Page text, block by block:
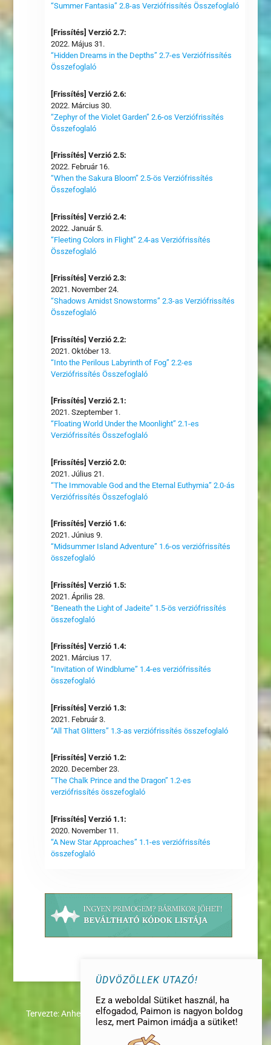
“Summer Fantasia” 2.8-as Verziófrissítés Összefoglaló
[Frissítés] Verzió 2.7:
2022. Május 31.
“Hidden Dreams in the Depths” 2.7-es Verziófrissítés
Összefoglaló
[Frissítés] Verzió 2.6:
2022. Március 30.
“Zephyr of the Violet Garden” 2.6-os Verziófrissítés
Összefoglaló
[Frissítés] Verzió 2.5:
2022. Február 16.
“When the Sakura Bloom” 2.5-ös Verziófrissítés
Összefoglaló
[Frissítés] Verzió 2.4:
2022. Január 5.
“Fleeting Colors in Flight” 2.4-as Verziófrissítés
Összefoglaló
[Frissítés] Verzió 2.3:
2021. November 24.
“Shadows Amidst Snowstorms” 2.3-as Verziófrissítés
Összefoglaló
[Frissítés] Verzió 2.2:
2021. Október 13.
“Into the Perilous Labyrinth of Fog” 2.2-es
Verziófrissítés Összefoglaló
[Frissítés] Verzió 2.1:
2021. Szeptember 1.
“Floating World Under the Moonlight” 2.1-es
Verziófrissítés Összefoglaló
[Frissítés] Verzió 2.0:
2021. Július 21.
“The Immovable God and the Eternal Euthymia” 2.0-ás
Verziófrissítés Összefoglaló
[Frissítés] Verzió 1.6:
2021. Június 9.
“Midsummer Island Adventure” 1.6-os verziófrissítés
összefoglaló
[Frissítés] Verzió 1.5:
2021. Április 28.
“Beneath the Light of Jadeite” 1.5-ös verziófrissítés
összefoglaló
[Frissítés] Verzió 1.4:
2021. Március 17.
“Invitation of Windblume” 1.4-es verziófrissítés
összefoglaló
[Frissítés] Verzió 1.3:
2021. Február 3.
“All That Glitters” 1.3-as verziófrissítés összefoglaló
[Frissítés] Verzió 1.2:
2020. December 23.
“The Chalk Prince and the Dragon” 1.2-es
verziófrissítés összefoglaló
[Frissítés] Verzió 1.1:
2020. November 11.
“A New Star Approaches” 1.1-es verziófrissítés
összefoglaló
Tervezte:AnheL
ÜDVÖZÖLLEK UTAZÓ!
Ez a weboldal Sütiket használ, ha
elfogadod, Paimon is nagyon boldog
lesz, mert Paimon imádja a sütiket!